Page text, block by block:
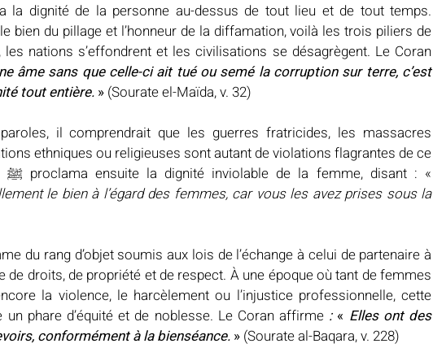
la dignité de la personne au-dessus de tout lieu et de tout temps.
bien du pillage et l’honneur de la diffamation, voilà les trois piliers de
nations s’effondrent et les civilisations se désagrègent. Le Coran
âme sans que celle-ci ait tué ou semé la corruption sur terre, c’est
tout entière. » (Sourate el-Maïda, v. 32)
il comprendrait que les guerres fratricides, les massacres
ethniques ou religieuses sont autant de violations flagrantes de ce
principe divin. Le Prophète ﷺ proclama ensuite la dignité inviolable de la femme, disant : «
le bien à l’égard des femmes, car vous les avez prises sous la
du rang d’objet soumis aux lois de l’échange à celui de partenaire à
de droits, de propriété et de respect. À une époque où tant de femmes
la violence, le harcèlement ou l’injustice professionnelle, cette
phare d’équité et de noblesse. Le Coran affirme : « Elles ont des
conformément à la bienséance. » (Sourate al-Baqara, v. 228)